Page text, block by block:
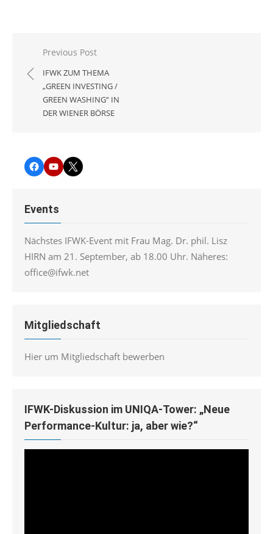
Beitragsnavigation
Previous Post
IFWK ZUM THEMA
„GREEN INVESTING /
GREEN WASHING“ IN
DER WIENER BÖRSE
Facebook
YouTubeTwitter
Events
Nächstes IFWK-Event mit Frau Mag. Dr. phil. Lisz
HIRN am 21. September, ab 18.00 Uhr. Näheres:
office@ifwk.net
Mitgliedschaft
Hier um Mitgliedschaft bewerben
IFWK-Diskussion im UNIQA-Tower: „Neue
Performance-Kultur: ja, aber wie?“